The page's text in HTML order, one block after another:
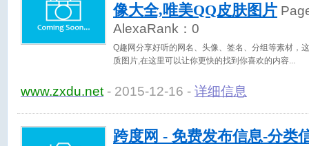
像大全,唯美QQ皮肤图片
AlexaRank： 0
Q趣网分享好听的网名、头像、签名、分组等素材，
质图片,在这里可以让你更快的找到你喜欢的内容
www.zxdu.net- 2015-12-16 - 详细信息
跨度网 - 免费发布信息-分类